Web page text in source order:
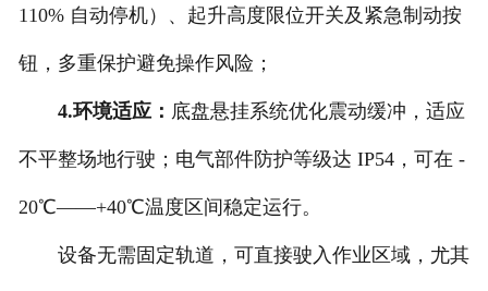
110% 自动停机）、起升高度限位开关及紧急制动按
钮，多重保护避免操作风险；
4.环境适应： 底盘悬挂系统优化震动缓冲，适应
不平整场地行驶；电气部件防护等级达 IP54，可在 -
20℃——+40℃温度区间稳定运行。
设备无需固定轨道，可直接驶入作业区域，尤其